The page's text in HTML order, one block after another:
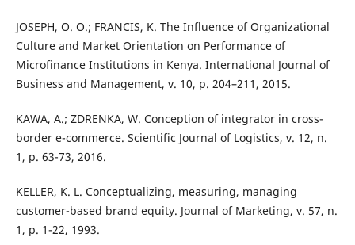
JOSEPH, O. O.; FRANCIS, K. The Influence of Organizational
Culture and Market Orientation on Performance of
Microfinance Institutions in Kenya. International Journal of
Business and Management, v. 10, p. 204–211, 2015.
KAWA, A.; ZDRENKA, W. Conception of integrator in cross-
border e-commerce. Scientific Journal of Logistics, v. 12, n.
1, p. 63-73, 2016.
KELLER, K. L. Conceptualizing, measuring, managing
customer-based brand equity. Journal of Marketing, v. 57, n.
1, p. 1-22, 1993.